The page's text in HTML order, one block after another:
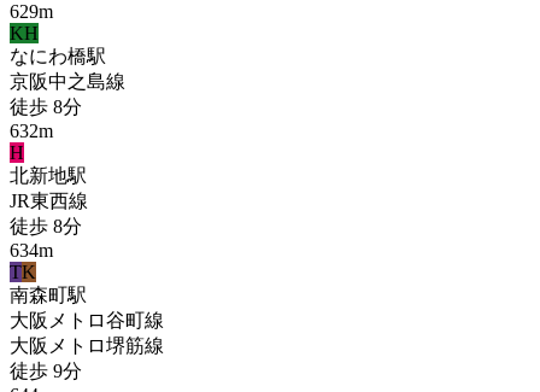
629m
KH
なにわ橋駅
京阪中之島線
徒歩 8分
632m
H
北新地駅
JR東西線
徒歩 8分
634m
TK
南森町駅
大阪メトロ谷町線
大阪メトロ堺筋線
徒歩 9分